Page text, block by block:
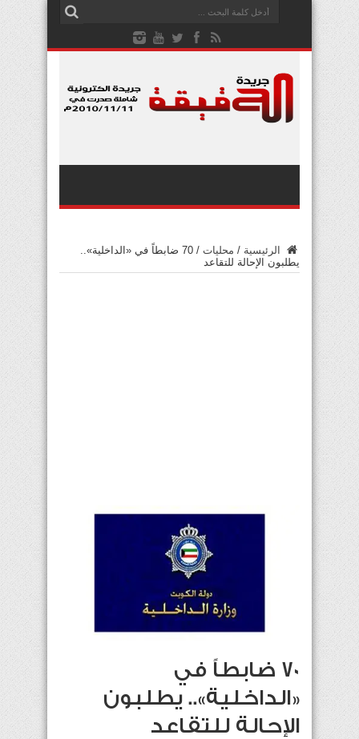
الرئيسية / محليات /
70 ضابطاً في «الداخلية»..
يطلبون الإحالة للتقاعد
70 ضابطاً في
«الداخلية».. يطلبون
الإحالة للتقاعد